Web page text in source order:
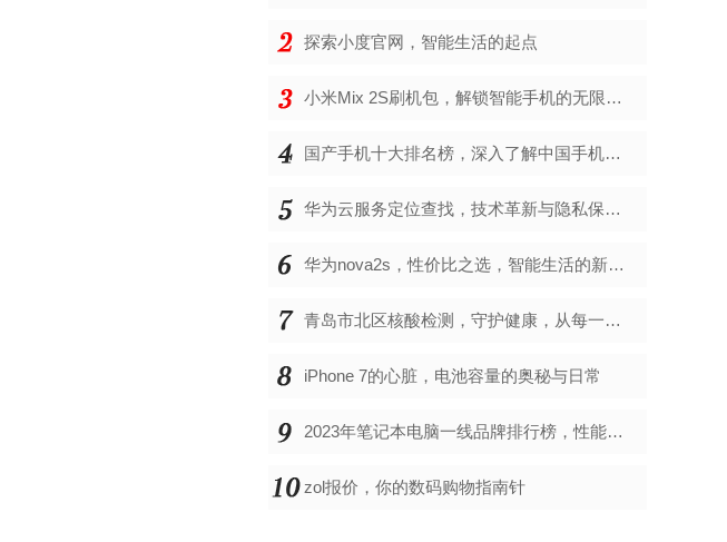
探索小度官网，智能生活的起点
小米Mix 2S刷机包，解锁智能手机的无限可能
国产手机十大排名榜，深入了解中国手机市场的佼佼者
华为云服务定位查找，技术革新与隐私保护的双重奏
华为nova2s，性价比之选，智能生活的新伙伴
青岛市北区核酸检测，守护健康，从每一次检测开始
iPhone 7的心脏，电池容量的奥秘与日常
2023年笔记本电脑一线品牌排行榜，性能、创新与用户满意度的综合考量
zol报价，你的数码购物指南针